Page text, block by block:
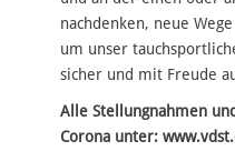
nachdenken, neue
um unser
sicher und mit Freude
Alle Stellungnahmen
Corona unter: